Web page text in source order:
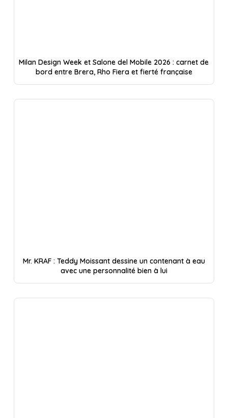
Milan Design Week et Salone del Mobile 2026 : carnet de
bord entre Brera, Rho Fiera et fierté française
Mr. KRAF : Teddy Moissant dessine un contenant à eau
avec une personnalité bien à lui